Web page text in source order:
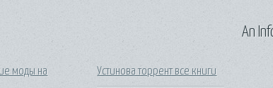
моды на
Устинова торрент все книги
An